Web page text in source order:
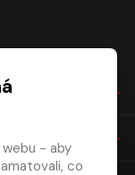
- aby
co